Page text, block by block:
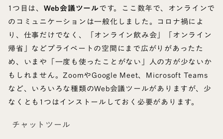
1つ目は、 Web会議ツールです。ここ数年で、オンラインで
のコミュニケーションは一般化しました。コロナ禍によ
り、仕事だけでなく、「オンライン飲み会」「オンライン
帰省」などプライベートの空間にまで広がりがあったた
め、いまや「一度も使ったことがない」人の方が少ないか
もしれません。ZoomやGoogle Meet、Microsoft Teams
など、いろいろな種類のWeb会議ツールがありますが、少
なくとも1つはインストールしておく必要があります。
チャットツール